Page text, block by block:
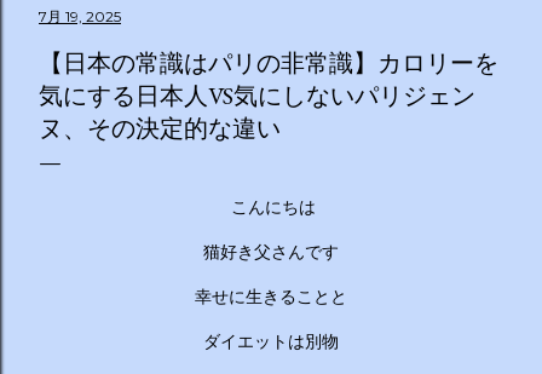
腹、どうすれば凹む？「フェイスライン」はすっきりさせら
れる？ラクして太りにくい体になる方法は？私の理想体重っ
て何キロ？体重のギモン全部答えます！２時間ＳＰ ◇出演
者 【ＭＣ】林修 【副担任】斎藤ちはる（テレビ朝日アナ
ウンサー）【学級委員長】バカリズム 【学友】伊沢拓司
【ゲスト学友】名取裕子 島崎和歌子 宮世琉弥 伊集院光
藤俊徳 加藤プラチナクリニック院長 脳の学校 代
表 森谷敏夫 京都大学名誉教授 郷間光正
０：２８は「私の幸福時間」を放送いたします ☆番組ＨＰ
https://www.tv-asahi.co.jp/imadesho/ この番組は、テレ
ビ朝日が選んだ『青少年に見てもらいたい番組』です。 体重
7月 19, 2025
【日本の常識はパリの非常識】カロリーを
気にする日本人VS気にしないパリジェン
ヌ、その決定的な違い
こんにちは
猫好き父さんです
幸せに生きることと
ダイエットは別物